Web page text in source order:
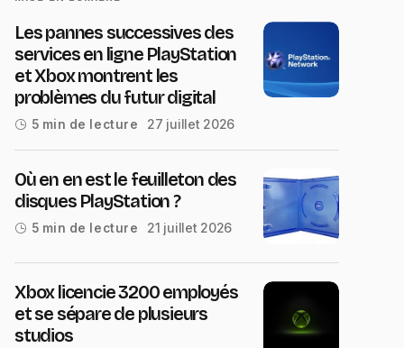
Les pannes successives des
services en ligne PlayStation
et Xbox montrent les
problèmes du futur digital
5 min de lecture 27 juillet 2026
Où en en est le feuilleton des
disques PlayStation ?
5 min de lecture 21 juillet 2026
Xbox licencie 3200 employés
et se sépare de plusieurs
studios